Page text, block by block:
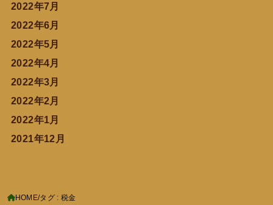
2022年7月
2022年6月
2022年5月
2022年4月
2022年3月
2022年2月
2022年1月
2021年12月
HOME タグ : 税金